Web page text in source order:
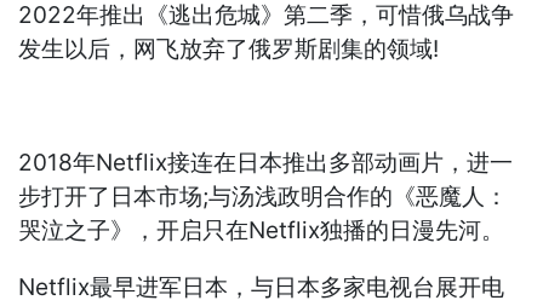
2022年推出《逃出危城》第二季，可惜俄乌战争
发生以后，网飞放弃了俄罗斯剧集的领域!
2018年Netflix接连在日本推出多部动画片，进一
步打开了日本市场;与汤浅政明合作的《恶魔人：
哭泣之子》，开启只在Netflix独播的日漫先河。
Netflix最早进军日本，与日本多家电视台展开电